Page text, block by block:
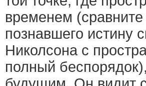
временем
познавшего истину
Николсона с
полный